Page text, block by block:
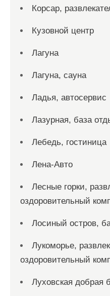
Корсар,
Кузовной центр
Лагуна
Лагуна, сауна
Ладья, автосервис
Лазурная, база
Лебедь, гостиница
Лена-Авто
Лесные горки,
оздоровительный
Лосиный остров,
Лукоморье,
оздоровительный
Луховская добрая